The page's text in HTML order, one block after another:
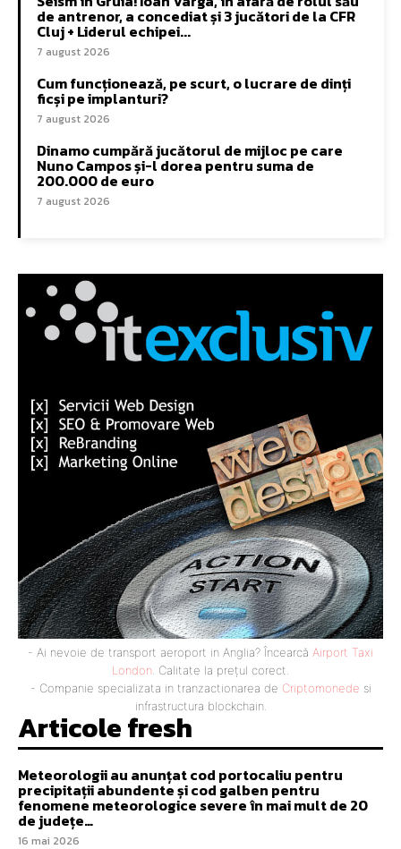
de antrenor, a concediat și 3 jucători de la CFR
Cluj + Liderul echipei...
7 august 2026
Cum funcționează, pe scurt, o lucrare de dinți
ficși pe implanturi?
7 august 2026
Dinamo cumpără jucătorul de mijloc pe care
Nuno Campos și-l dorea pentru suma de
200.000 de euro
7 august 2026
- Ai nevoie de transport aeroport in Anglia? Încearcă Airport Taxi
London . Calitate la prețul corect.
- Companie specializata in tranzactionarea de Criptomonede si
infrastructura blockchain.
Articole fresh
Meteorologii au anunțat cod portocaliu pentru
precipitații abundente și cod galben pentru
fenomene meteorologice severe în mai mult de 20
de județe…
16 mai 2026